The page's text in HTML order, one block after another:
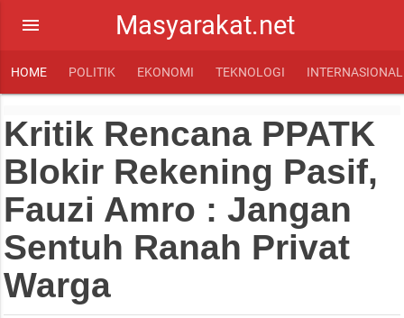
Masyarakat.net
menu
HOME POLITIK EKONOMI TEKNOLOGI INTERNASIONAL
Kritik Rencana PPATK
Blokir Rekening Pasif,
Fauzi Amro : Jangan
Sentuh Ranah Privat
Warga